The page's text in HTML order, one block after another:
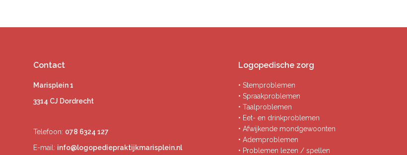
Contact
Marisplein 1
3314 CJ Dordrecht
Telefoon: 078 6324 127
E-mail: info@logopediepraktijkmarisplein.nl
Logopedische zorg
• Stemproblemen
• Spraakproblemen
• Taalproblemen
• Eet- en drinkproblemen
• Afwijkende mondgewoonten
• Ademproblemen
• Problemen lezen / spellen